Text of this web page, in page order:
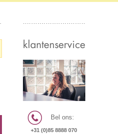
klantenservice
Bel ons:
+31 (0)85 8888 070